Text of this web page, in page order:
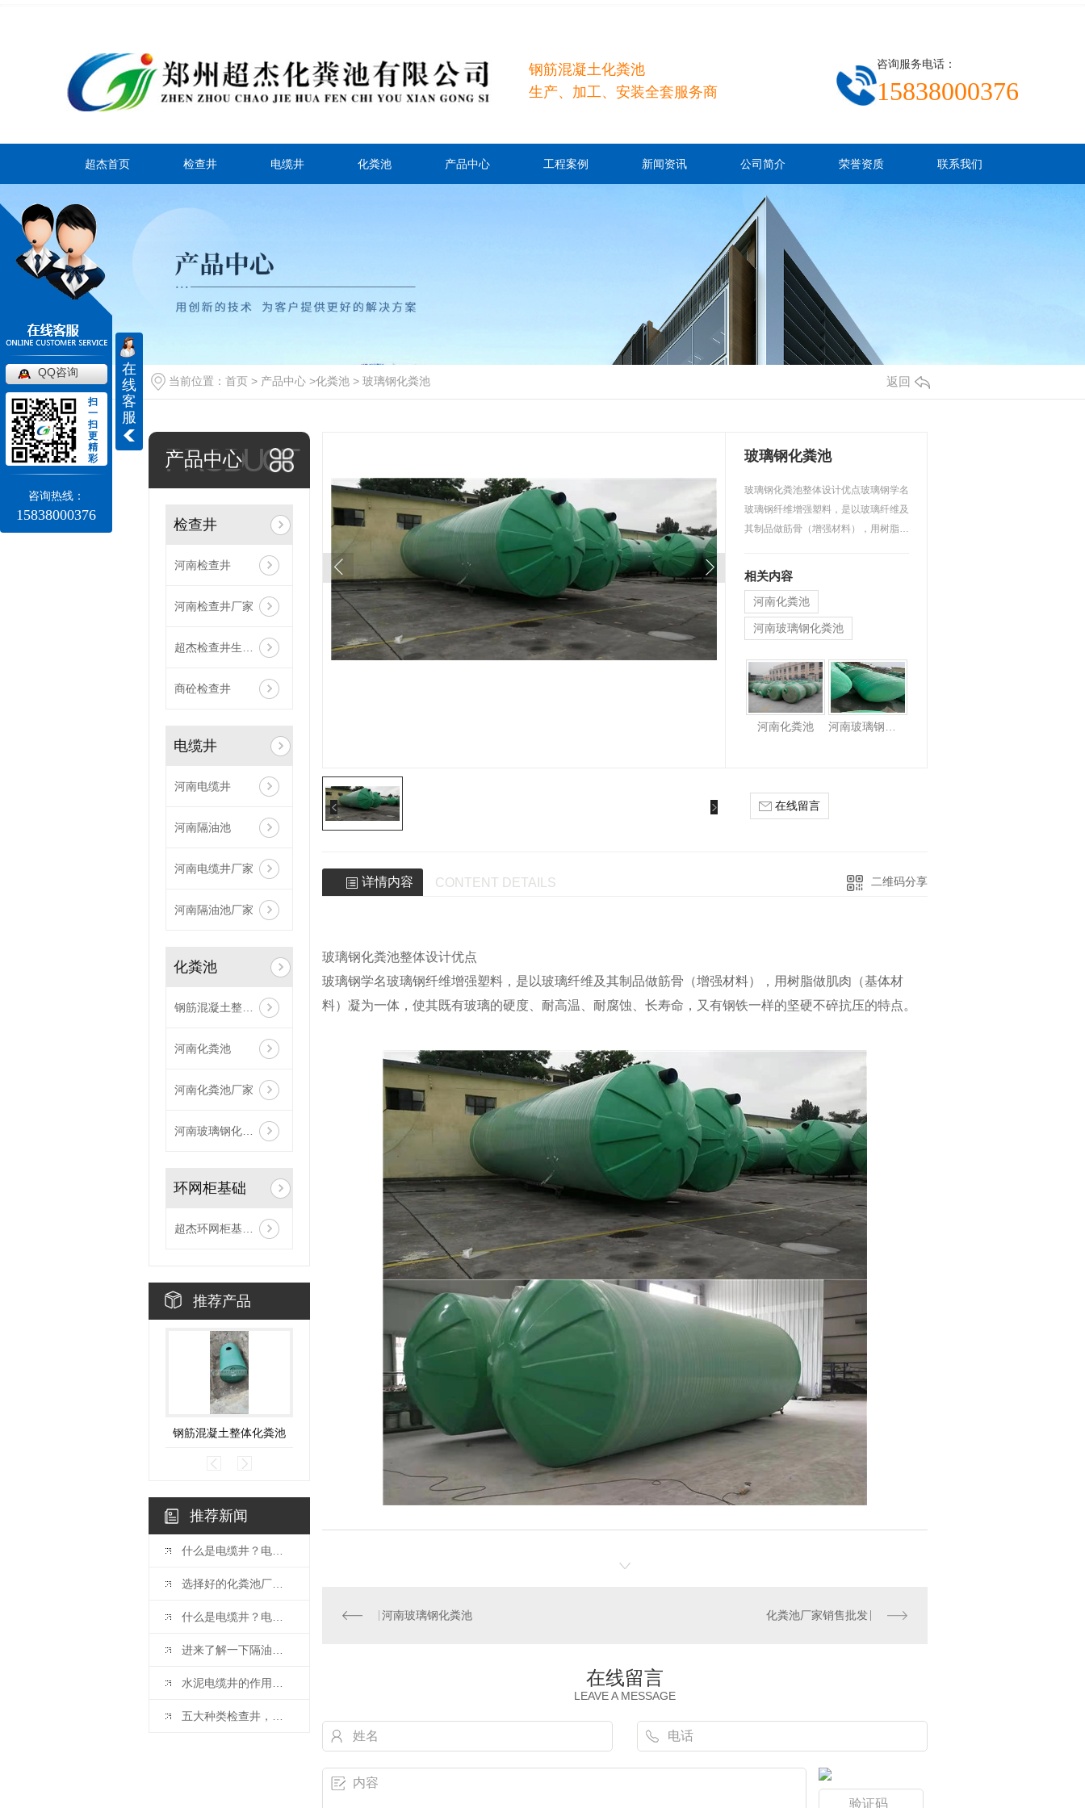
钢筋混凝土化粪池
生产、加工、安装全套服务商
咨询服务电话：
15838000376
超杰首页 检查井 电缆井 化粪池 产品中心 工程案例 新闻资讯 公司简介 荣誉资质 联系我们
当前位置： 首页 > 产品中心 >化粪池 > 玻璃钢化粪池 返回
PRODUCT
产品中心
检查井
河南检查井
河南检查井厂家
超杰检查井生产厂家
商砼检查井
电缆井
河南电缆井
河南隔油池
河南电缆井厂家
河南隔油池厂家
化粪池
钢筋混凝土整体化粪池
河南化粪池
河南化粪池厂家
河南玻璃钢化粪池
环网柜基础
超杰环网柜基础安装现场
推荐产品
钢筋混凝土整体化粪池 河南化粪池 河南电缆井 河南检查井
推荐新闻
什么是电缆井？电缆井有哪些特点？下闻小编为你讲述！！！
选择好的化粪池厂家有哪些好处？进来了解一下！！！
什么是电缆井？电缆井有什么特点？进来了解一下！！！
进来了解一下隔油池安装步骤及注意事项
水泥电缆井的作用是什么？比你想象的还要多
五大种类检查井，你都了解吗？水泥厂商告诉你
玻璃钢化粪池
玻璃钢化粪池整体设计优点玻璃钢学名
玻璃钢纤维增强塑料，是以玻璃纤维及
其制品做筋骨（增强材料），用树脂做
相关内容
河南化粪池
河南玻璃钢化粪池
河南化粪池
在线留言
详情内容 CONTENT DETAILS 二维码分享
玻璃钢化粪池整体设计优点
玻璃钢学名玻璃钢纤维增强塑料，是以玻璃纤维及其制品做筋骨（增强材料），用树脂做肌肉（基体材
料）凝为一体，使其既有玻璃的硬度、耐高温、耐腐蚀、长寿命，又有钢铁一样的坚硬不碎抗压的特点。
河南玻璃钢化粪池 化粪池厂家销售批发
在线留言
LEAVE A MESSAGE
在
线
客
服
QQ咨询
扫
一
扫
更
精
彩
咨询热线：
15838000376